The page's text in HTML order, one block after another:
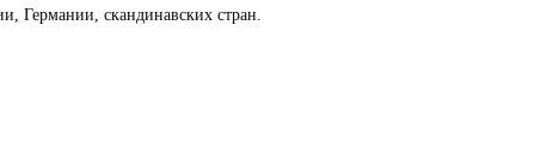
Германии, скандинавских стран.